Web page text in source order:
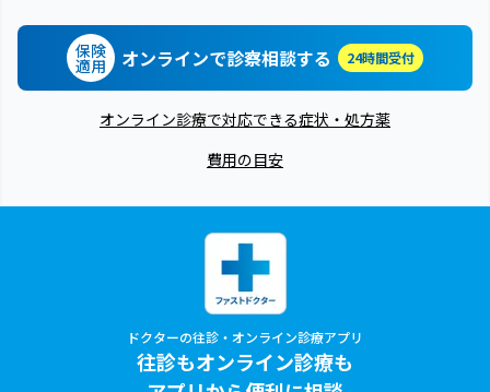
保険
適用 オンラインで診察相談する 24時間受付
オンライン診療で対応できる症状・処方薬
費用の目安
ドクターの往診・オンライン診療アプリ
往診もオンライン診療も